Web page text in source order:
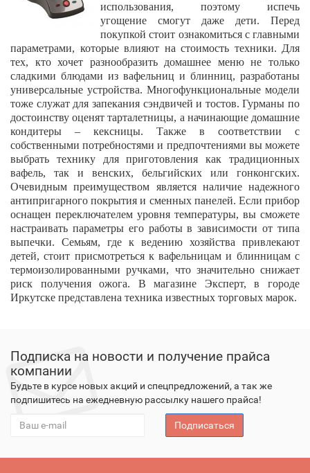
использования, поэтому испечь
угощение смогут даже дети. Перед
покупкой стоит ознакомиться с главными
параметрами, которые влияют на стоимость техники. Для
тех, кто хочет разнообразить домашнее меню не только
сладкими блюдами из вафельниц и блинниц, разработаны
универсальные устройства. Многофункциональные модели
тоже служат для запекания сэндвичей и тостов. Гурманы по
достоинству оценят тарталетницы, а начинающие домашние
кондитеры – кексницы. Также в соответствии с
собственными потребностями и предпочтениями вы можете
выбрать технику для приготовления как традиционных
вафель, так и венских, бельгийских или гонконгских.
Очевидным преимуществом является наличие надежного
антипригарного покрытия и сменных панелей. Если прибор
оснащен переключателем уровня температуры, вы сможете
настраивать параметры его работы в зависимости от типа
выпечки. Семьям, где к ведению хозяйства привлекают
детей, стоит присмотреться к вафельницам и блинницам с
термоизолированными ручками, что значительно снижает
риск получения ожога. В магазине Эксперт, в городе
Иркутске представлена техника известных торговых марок.
Подписка на новости и получение прайса
компании
Будьте в курсе новых акций и спецпредложений, а так же
подпишитесь на ежедневную рассылку нашего прайса!
Подписаться